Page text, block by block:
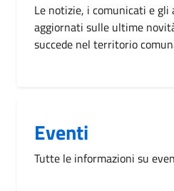
Le notizie, i comunicati e
aggiornati sulle ultime
succede nel territorio
Eventi
Tutte le informazioni su